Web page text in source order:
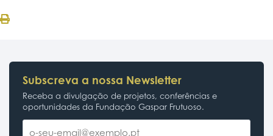
Subscreva a nossa Newsletter
Receba a divulgação de projetos, conferências e
oportunidades da Fundação Gaspar Frutuoso.